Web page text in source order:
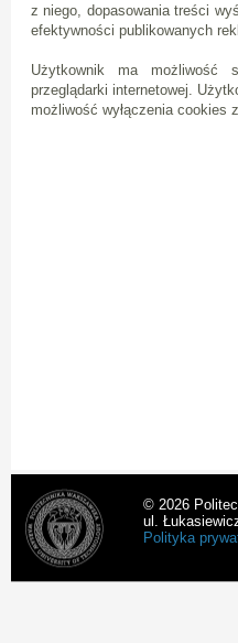
z niego, dopasowania treści
efektywności publikowanych
Użytkownik ma możliwość
przeglądarki internetowej.
możliwość wyłączenia cookies
© 2026
ul.
Polityka